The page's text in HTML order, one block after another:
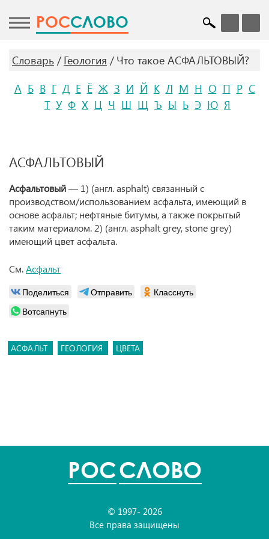
POCСЛОВО
Словарь Геология
Что такое АСФАЛЬТОВЫЙ?
А Б В Г Д Е Ё Ж З И Й К Л М Н О П Р С
Т У Ф Х Ц Ч Ш Щ Ъ Ы Ь Э Ю Я
АСФАЛЬТОВЫЙ
Асфальтовый— 1) (англ. asphalt) связанный с
производством/использованием асфальта, имеющий в
основе асфальт; нефтяные битумы, а также покрытый
таким материалом. 2) (англ. asphalt grey, stone grey)
имеющий цвет асфальта.
См.Асфальт
Поделиться Отправить
Класснуть
Вотсапнуть
АСФАЛЬТ ГЕОЛОГИЯ ЦВЕТА
POCСЛОВО
© 1997- 2026
Все права защищены